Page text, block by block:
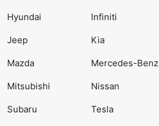
Hyundai Infiniti
Jeep Kia
Mazda Mercedes-Benz
Mitsubishi Nissan
Subaru Tesla